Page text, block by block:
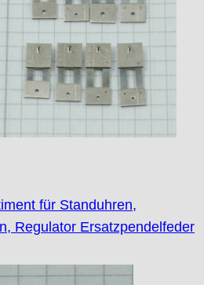
für Standuhren,
Regulator Ersatzpendelfeder